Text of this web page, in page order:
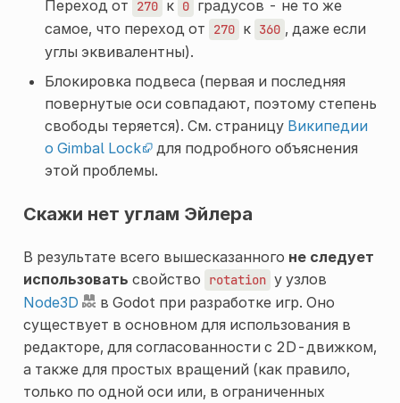
Переход от
270 к 0 градусов - не то же
самое, что переход от
270 к 360 , даже если
углы эквивалентны).
Блокировка подвеса (первая и последняя
повернутые оси совпадают, поэтому степень
свободы теряется). См. страницу Википедии
о Gimbal Lock
для подробного объяснения
этой проблемы.
Скажи нет углам Эйлера
В результате всего вышесказанного не следует
использовать свойство rotation у узлов
Node3D
в Godot при разработке игр. Оно
существует в основном для использования в
редакторе, для согласованности с 2D-движком,
а также для простых вращений (как правило,
только по одной оси или, в ограниченных